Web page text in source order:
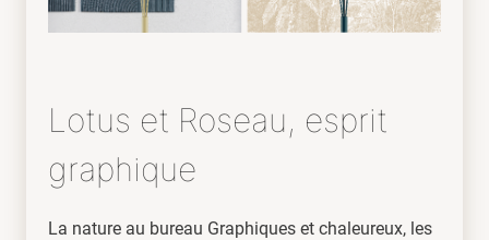
Lotus et Roseau, esprit
graphique
La nature au bureau Graphiques et chaleureux, les